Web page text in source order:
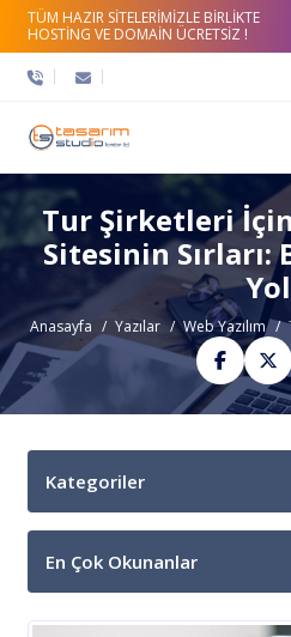
TÜM HAZIR SİTELERİMİZLE BİRLİKTE
HOSTİNG VE DOMAİN ÜCRETSİZ !
Tur Şirketleri
Sitesinin Sırları:
Yol
Anasayfa Yazılar Web Yazılım
Kategoriler
En Çok Okunanlar